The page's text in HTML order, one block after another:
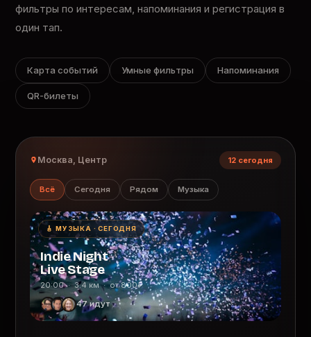
фильтры по интересам, напоминания и регистрация в
один тап.
Карта событий Умные фильтры Напоминания
QR-билеты
Москва, Центр 12 сегодня
Всё Сегодня Рядом Музыка
🎸 МУЗЫКА · СЕГОДНЯ
Indie Night
Live Stage
20:00 · 3.4 км · от 800₽
47 идут